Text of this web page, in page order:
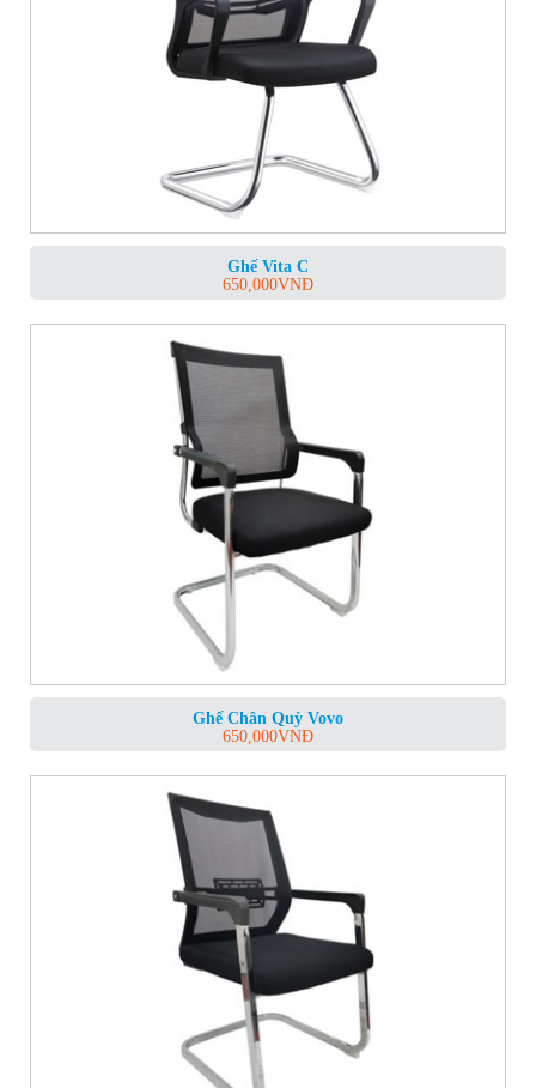
Ghế Vita C
650,000VNĐ
Ghế Chân Quỳ Vovo
650,000VNĐ